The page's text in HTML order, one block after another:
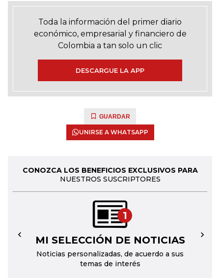
Toda la información del primer diario
económico, empresarial y financiero de
Colombia a tan solo un clic
DESCARGUE LA APP
GUARDAR
UNIRSE A WHATSAPP
CONOZCA LOS BENEFICIOS EXCLUSIVOS PARA
NUESTROS SUSCRIPTORES
1
MI SELECCIÓN DE NOTICIAS
Noticias personalizadas, de acuerdo a sus
temas de interés
← →